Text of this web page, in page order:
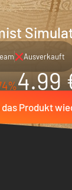
Ausverkauft
4.99
das Produkt